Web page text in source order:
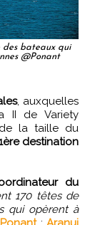
des bateaux qui
@Ponant
, auxquelles
II de Variety
la taille du
destination
du
170 têtes de
qui opèrent à